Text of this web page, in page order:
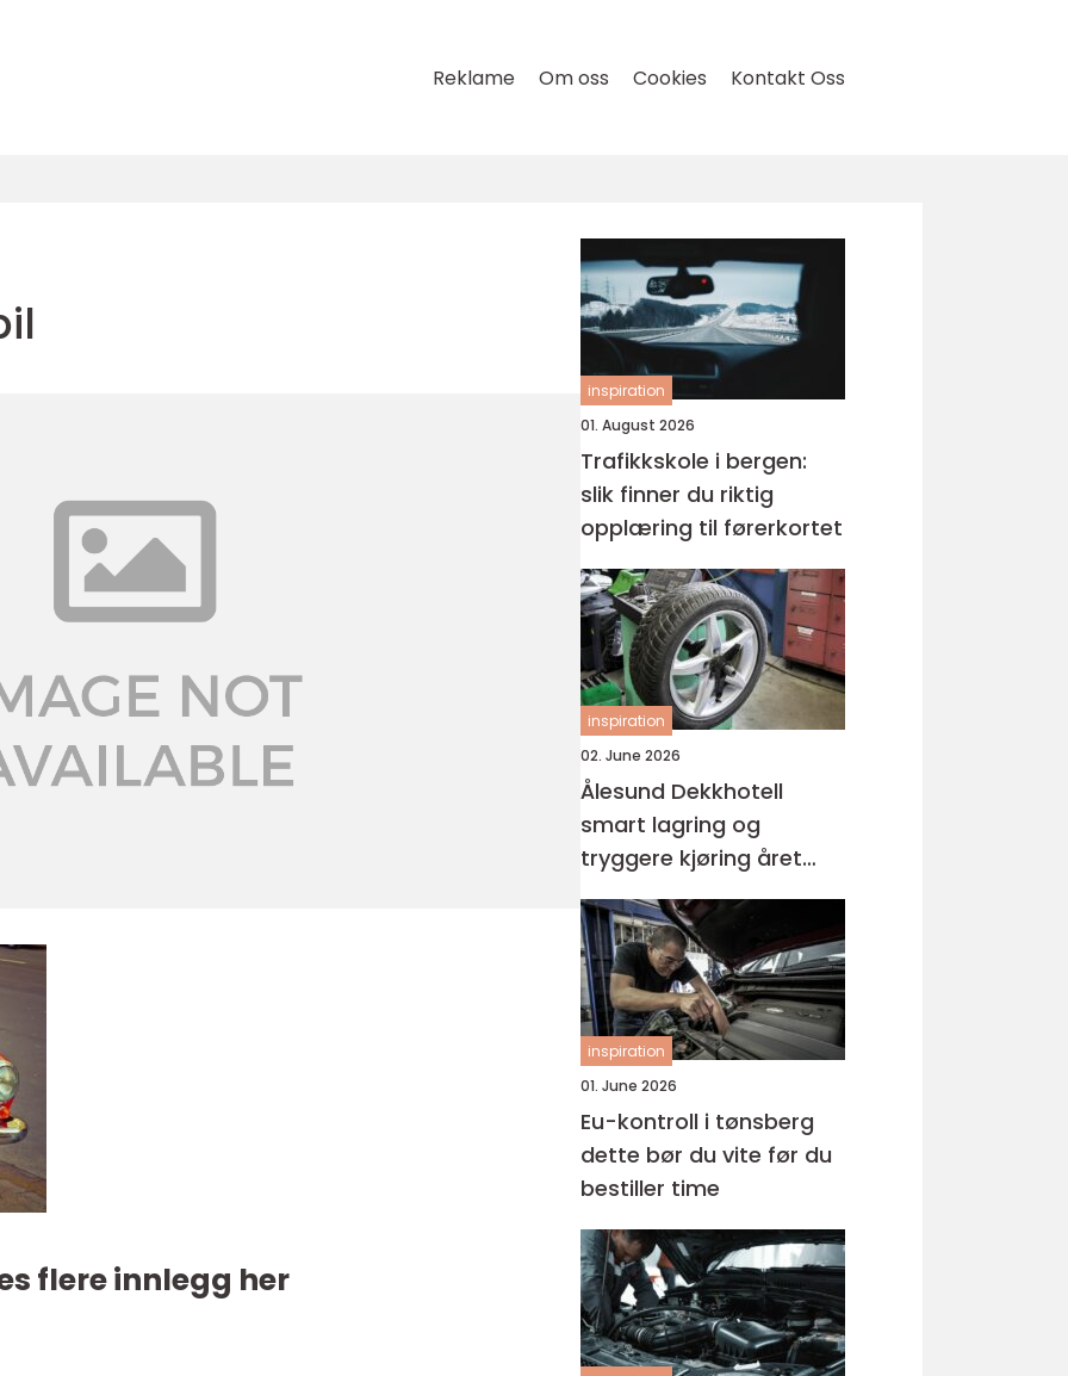
Reklame Om oss Cookies Kontakt Oss
flere innlegg her
inspiration
01. August 2026
Trafikkskole i bergen:
slik finner du riktig
opplæring til førerkortet
inspiration
02. June 2026
Ålesund Dekkhotell
smart lagring og
tryggere kjøring året
rundt
inspiration
01. June 2026
Eu-kontroll i tønsberg
dette bør du vite før du
bestiller time